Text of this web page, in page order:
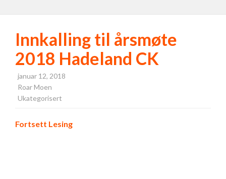
Innkalling til årsmøte
2018 Hadeland CK
januar 12, 2018
Roar Moen
Ukategorisert
Fortsett Lesing